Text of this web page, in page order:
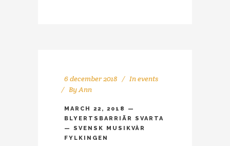
6 december 2018 Inevents
ByAnn
MARCH 22, 2018 —
BLYERTSBARRIÄR SVARTA
— SVENSK MUSIKVÅR
FYLKINGEN